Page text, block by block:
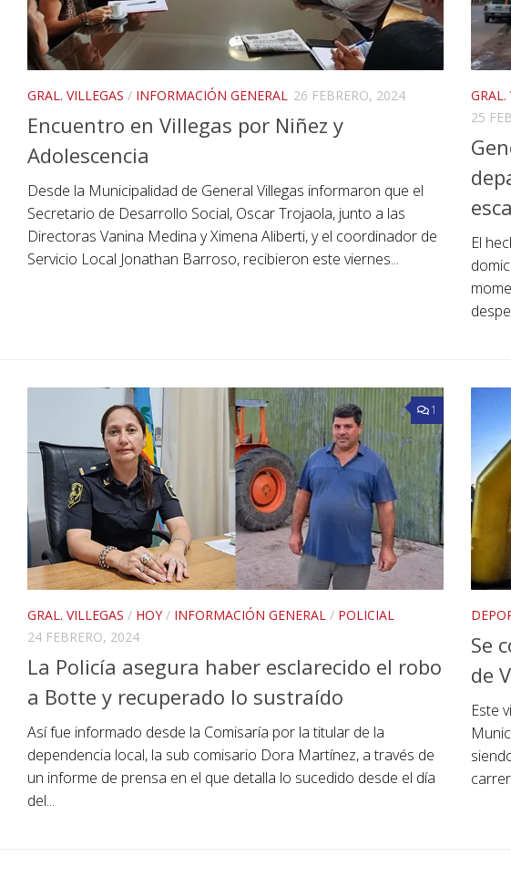
GRAL. VILLEGAS / INFORMACIÓN GENERAL 26 FEBRERO, 2024
Encuentro en Villegas por Niñez y
Adolescencia
Desde la Municipalidad de General Villegas informaron que el
Secretario de Desarrollo Social, Oscar Trojaola, junto a las
Directoras Vanina Medina y Ximena Aliberti, y el coordinador de
Servicio Local Jonathan Barroso, recibieron este viernes...
GRAL.
25
El
1
GRAL. VILLEGAS / HOY / INFORMACIÓN GENERAL / POLICIAL
24 FEBRERO, 2024
La Policía asegura haber esclarecido el robo
a Botte y recuperado lo sustraído
Así fue informado desde la Comisaría por la titular de la
dependencia local, la sub comisario Dora Martínez, a través de
un informe de prensa en el que detalla lo sucedido desde el día
del...
Se
de
Este